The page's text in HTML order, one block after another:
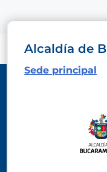
Alcaldía de
Sede principal